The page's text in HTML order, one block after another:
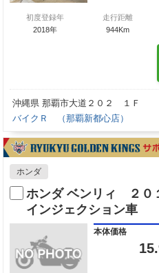
初度登録年
2018年
走行距離
944Km
沖縄県 那覇市大道２０２ １Ｆ
バイクＲ （那覇新都心店）
ホンダ
ホンダ ベンリィ ２
インジェクション車
本体価格